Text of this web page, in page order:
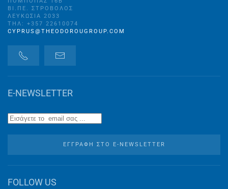
ΒΙ.ΠΕ. ΣΤΡΌΒΟΛΟΣ
ΛΕΥΚΩΣΊΑ 2033
ΤΗΛ: +357 22610074
CYPRUS@THEODOROUGROUP.COM
E-NEWSLETTER
ΕΓΓΡΑΦΉ ΣΤO E-NEWSLETTER
FOLLOW US